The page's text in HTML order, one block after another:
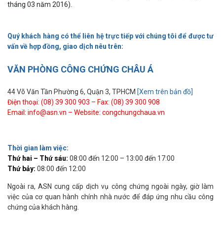
tháng 03 năm 2016).
Quý khách hàng có thể liên hệ trực tiếp với chúng tôi để được tư
vấn về hợp đồng, giao dịch nêu trên:
VĂN PHÒNG CÔNG CHỨNG CHÂU Á
44 Võ Văn Tần Phường 6, Quận 3, TPHCM [Xem trên bản đồ]
Điện thoại: (08) 39 300 903 – Fax: (08) 39 300 908
Email: info@asn.vn – Website: congchungchaua.vn
Thời gian làm việc:
Thứ hai – Thứ sáu: 08:00 đến 12:00 – 13:00 đến 17:00
Thứ bảy: 08:00 đến 12:00
Ngoài ra, ASN cung cấp dịch vụ công chứng ngoài ngày, giờ làm
việc của cơ quan hành chính nhà nước để đáp ứng nhu cầu công
chứng của khách hàng.